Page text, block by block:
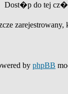
Dost�p do tej
by phpBB